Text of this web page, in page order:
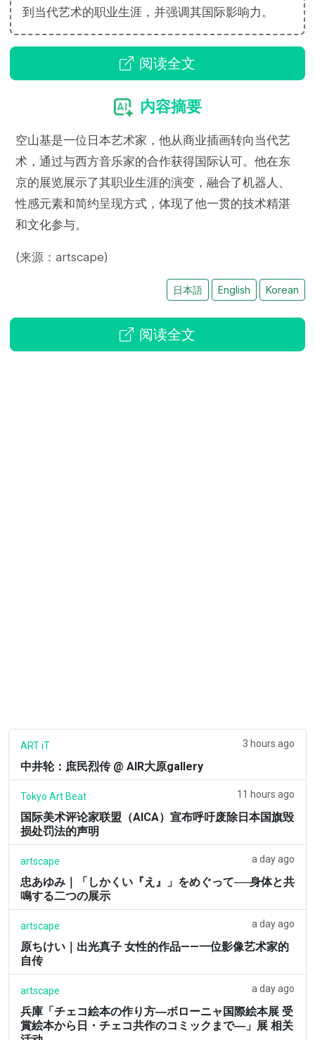
到当代艺术的职业生涯，并强调其国际影响力。
阅读全文
内容摘要
空山基是一位日本艺术家，他从商业插画转向当代艺
术，通过与西方音乐家的合作获得国际认可。他在东
京的展览展示了其职业生涯的演变，融合了机器人、
性感元素和简约呈现方式，体现了他一贯的技术精湛
和文化参与。
(来源：artscape)
日本語 English Korean
阅读全文
ART iT 3 hours ago
中井轮：庶民烈传 @ AIR大原gallery
Tokyo Art Beat 11 hours ago
国际美术评论家联盟（AICA）宣布呼吁废除日本国旗毁
损处罚法的声明
artscape a day ago
忠あゆみ｜「しかくい『え』」をめぐって──身体と共
鳴する二つの展示
artscape a day ago
原ちけい｜出光真子 女性的作品——一位影像艺术家的
自传
artscape a day ago
兵庫「チェコ絵本の作り方―ボローニャ国際絵本展 受
賞絵本から日・チェコ共作のコミックまで―」展 相关